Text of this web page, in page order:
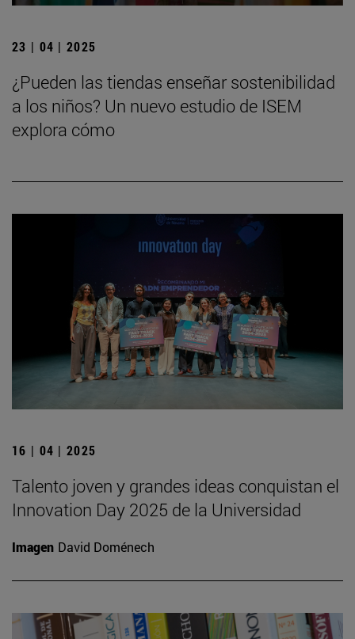
23 | 04 | 2025
¿Pueden las tiendas enseñar sostenibilidad
a los niños? Un nuevo estudio de ISEM
explora cómo
16 | 04 | 2025
Talento joven y grandes ideas conquistan el
Innovation Day 2025 de la Universidad
Imagen David Doménech